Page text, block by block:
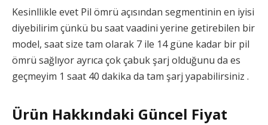
Kesinllikle evet Pil ömrü açısından segmentinin en iyisi
diyebilirim çünkü bu saat vaadini yerine getirebilen bir
model, saat size tam olarak 7 ile 14 güne kadar bir pil
ömrü sağlıyor ayrıca çok çabuk şarj olduğunu da es
geçmeyim 1 saat 40 dakika da tam şarj yapabilirsiniz .
Ürün Hakkındaki Güncel Fiyat